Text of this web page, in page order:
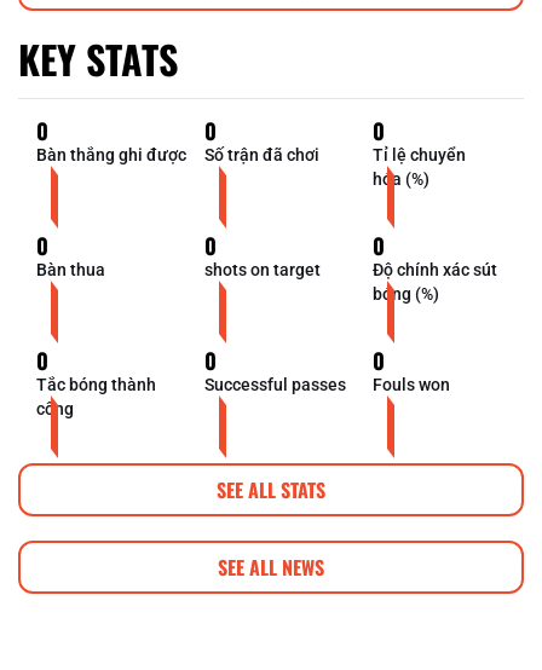
KEY STATS
0
Bàn thắng ghi được
0
Số trận đã chơi
0
Tỉ lệ chuyển
hóa (%)
0
Bàn thua
0
shots on target
0
Độ chính xác sút
bóng (%)
0
Tắc bóng thành
công
0
Successful passes
0
Fouls won
SEE ALL STATS
SEE ALL NEWS